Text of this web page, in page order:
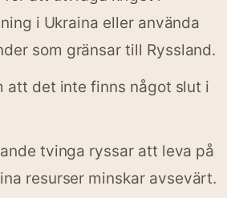
i Ukraina eller använda
som gränsar till Ryssland.
att det inte finns något slut i
tvinga ryssar att leva på
resurser minskar avsevärt.